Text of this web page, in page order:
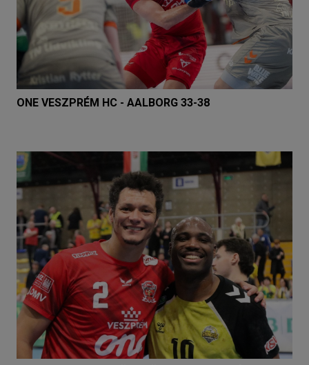
ONE VESZPRÉM HC - AALBORG 33-38